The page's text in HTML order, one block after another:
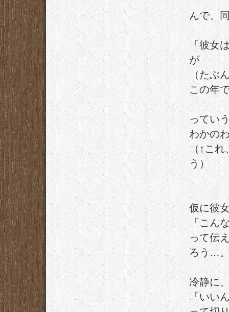
んで、
「彼女
が
（たぶ
この年
ってい
わかの
（↑これ
う）
仮に彼
「こん
って伝
ろう…
冷静に
「いい